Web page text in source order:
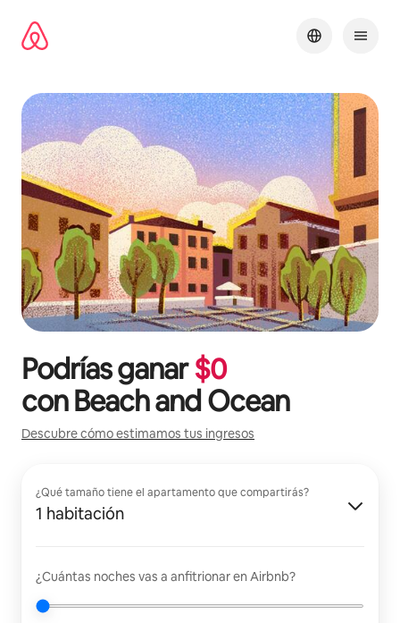
contenido
Podrías ganar$0
conBeach and Ocean
Descubre cómo estimamos tus ingresos
¿Qué tamaño tiene el apartamento que compartirás?
1 habitación
¿Cuántas noches vas a anfitrionar en Airbnb?